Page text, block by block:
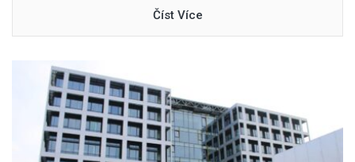
Číst Více